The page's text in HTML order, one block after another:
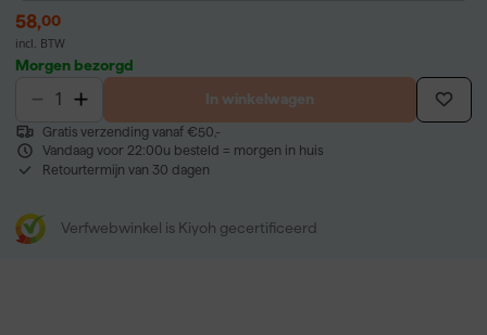
58,00
incl. BTW
Morgen bezorgd
In winkelwagen
Gratis verzending vanaf €50,-
Vandaag voor 22:00u besteld = morgen in huis
Retourtermijn van 30 dagen
Verfwebwinkel is Kiyoh gecertificeerd